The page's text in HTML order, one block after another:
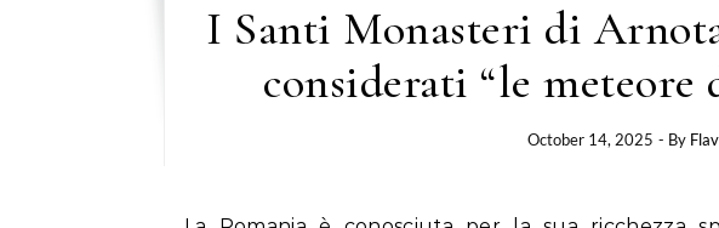
I Santi Monasteri di
considerati “le meteore
October 14, 2025 - By